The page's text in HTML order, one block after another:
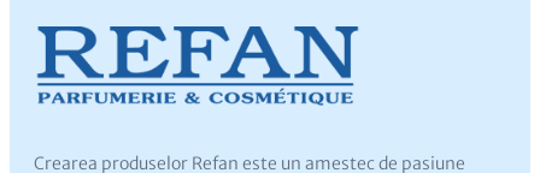
Crearea produselor Refan este un amestec de pasiune